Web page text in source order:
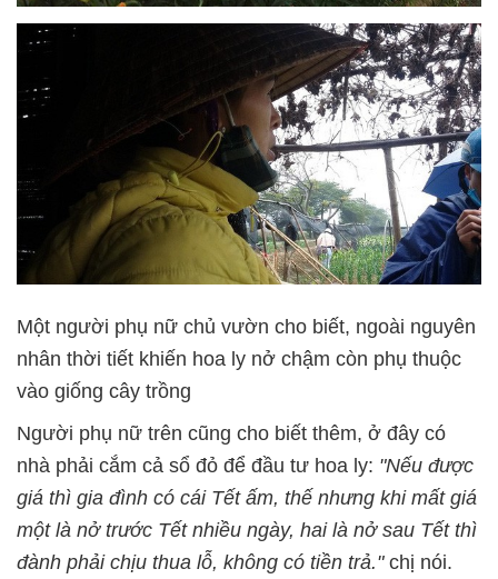
Một người phụ nữ chủ vườn cho biết, ngoài nguyên
nhân thời tiết khiến hoa ly nở chậm còn phụ thuộc
vào giống cây trồng
Người phụ nữ trên cũng cho biết thêm, ở đây có
nhà phải cắm cả sổ đỏ để đầu tư hoa ly: "Nếu được
giá thì gia đình có cái Tết ấm, thế nhưng khi mất giá
một là nở trước Tết nhiều ngày, hai là nở sau Tết thì
đành phải chịu thua lỗ, không có tiền trả." chị nói.